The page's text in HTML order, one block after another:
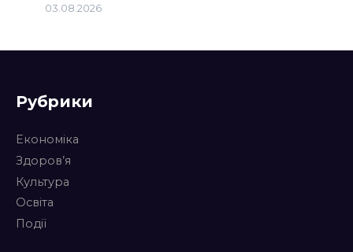
03.08.2026
Рубрики
Економіка
Здоров’я
Культура
Освіта
Події